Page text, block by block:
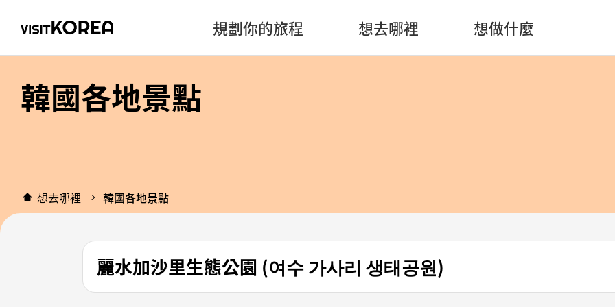
規劃你的旅程 想去哪裡 想做什麼
韓國各地景點
想去哪裡 韓國各地景點
麗水加沙里生態公園 (여수 가사리 생태공원)